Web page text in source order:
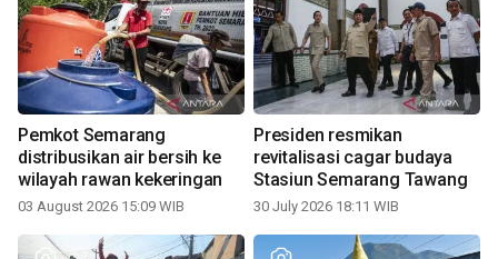
Pemkot Semarang
distribusikan air bersih ke
wilayah rawan kekeringan
03 August 2026 15:09 WIB
Presiden resmikan
revitalisasi cagar budaya
Stasiun Semarang Tawang
30 July 2026 18:11 WIB